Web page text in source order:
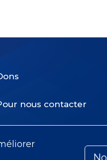
nous contacter